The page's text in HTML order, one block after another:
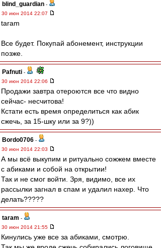
blind_guardian -
30 июн 2014 22:07
taram
Все будет. Покупай абонемент, инструкции
позже.
Pafnuti -
30 июн 2014 22:06
Продажи завтра отероются все что видно
сейчас- несчитова!
Кстати есть время определиться как абик
сжечь, за 15-шку или за 9?))
Bordo0706 -
30 июн 2014 22:03
А мы всё выкупим и ритуально сожжем вместе
с абиками и собой на открытии!
Так и не смог войти. Зря, видимо, все их
рассылки загнал в спам и удалил нахер. Что
делать?????
taram -
30 июн 2014 21:55
Кинулись уже все за абиками, смотрю.